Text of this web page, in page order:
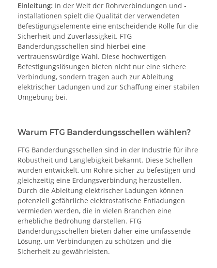
Einleitung: In der Welt der Rohrverbindungen und -
installationen spielt die Qualität der verwendeten
Befestigungselemente eine entscheidende Rolle für die
Sicherheit und Zuverlässigkeit. FTG
Banderdungsschellen sind hierbei eine
vertrauenswürdige Wahl. Diese hochwertigen
Befestigungslösungen bieten nicht nur eine sichere
Verbindung, sondern tragen auch zur Ableitung
elektrischer Ladungen und zur Schaffung einer stabilen
Umgebung bei.
Warum FTG Banderdungsschellen wählen?
FTG Banderdungsschellen sind in der Industrie für ihre
Robustheit und Langlebigkeit bekannt. Diese Schellen
wurden entwickelt, um Rohre sicher zu befestigen und
gleichzeitig eine Erdungsverbindung herzustellen.
Durch die Ableitung elektrischer Ladungen können
potenziell gefährliche elektrostatische Entladungen
vermieden werden, die in vielen Branchen eine
erhebliche Bedrohung darstellen. FTG
Banderdungsschellen bieten daher eine umfassende
Lösung, um Verbindungen zu schützen und die
Sicherheit zu gewährleisten.